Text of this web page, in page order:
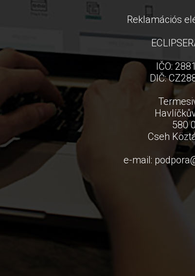
Reklamációs
IČO:
DIČ:
580
Cseh
e-mail: podpora